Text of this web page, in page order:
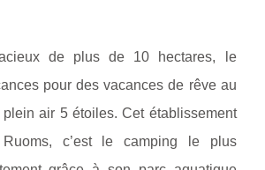
de plus de 10 hectares, le
pour des vacances de rêve au
air 5 étoiles. Cet établissement
c’est le camping le plus